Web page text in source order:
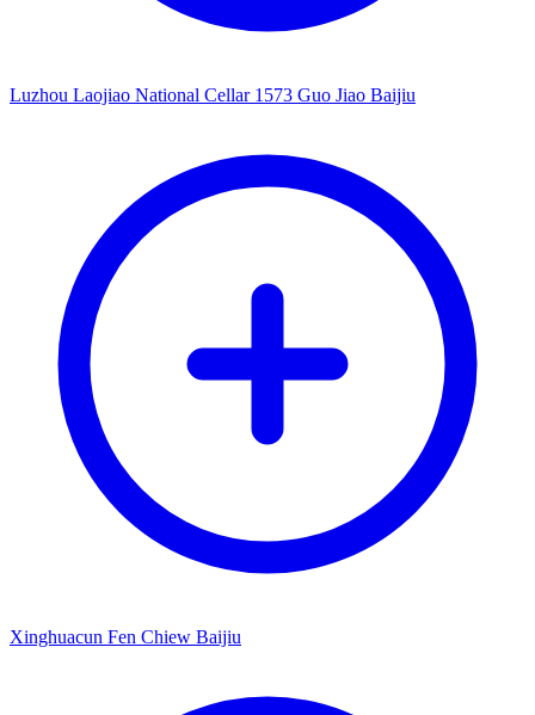
Luzhou Laojiao National Cellar 1573 Guo Jiao Baijiu
Xinghuacun Fen Chiew Baijiu